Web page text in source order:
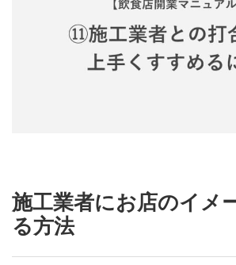
施工業者にお店のイメ
る方法